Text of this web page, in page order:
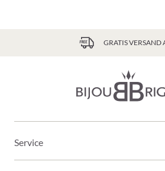
GRATIS VERSAND
Service